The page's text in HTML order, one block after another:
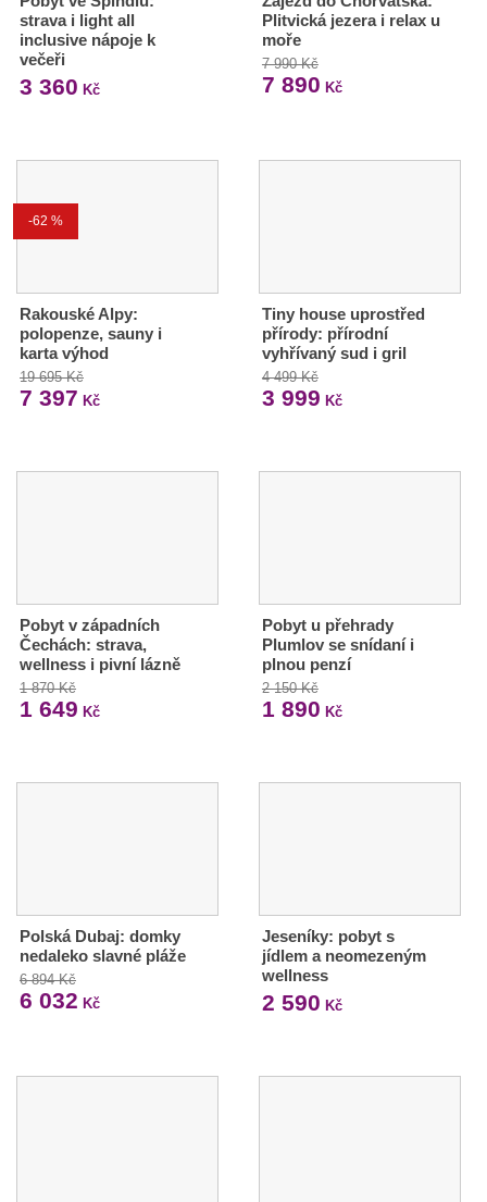
strava i light all
inclusive nápoje k
večeři
3 360 Kč
Plitvická jezera i relax u
moře
7 990 Kč
7 890 Kč
-62 %
Rakouské Alpy:
polopenze, sauny i
karta výhod
19 695 Kč
7 397 Kč
Tiny house uprostřed
přírody: přírodní
vyhřívaný sud i gril
4 499 Kč
3 999 Kč
Pobyt v západních
Čechách: strava,
wellness i pivní lázně
1 870 Kč
1 649 Kč
Pobyt u přehrady
Plumlov se snídaní i
plnou penzí
2 150 Kč
1 890 Kč
Polská Dubaj: domky
nedaleko slavné pláže
6 894 Kč
6 032 Kč
Jeseníky: pobyt s
jídlem a neomezeným
wellness
2 590 Kč